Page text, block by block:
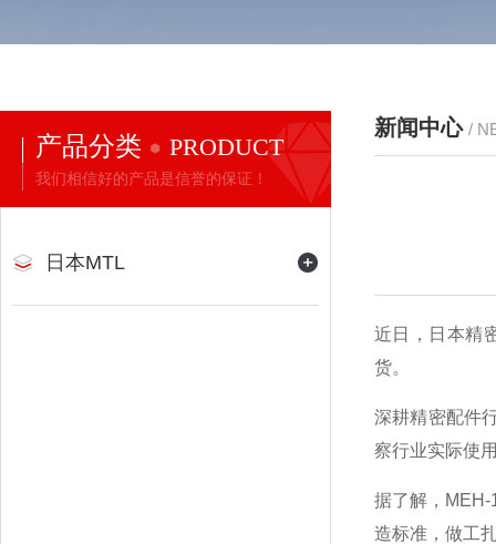
产品分类 PRODUCT
我们相信好的产品是信誉的保证！
日本MTL
新闻中心 /
近日，日本精
货。
深耕精密配件
察行业实际使
据了解，
造标准，做工